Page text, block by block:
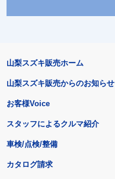
山梨スズキ販売ホーム
山梨スズキ販売からのお知らせ
お客様Voice
スタッフによるクルマ紹介
車検/点検/整備
カタログ請求